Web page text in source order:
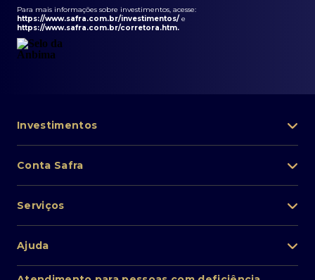
Para mais informações sobre investimentos, acesse:
https://www.safra.com.br/investimentos/ e
https://www.safra.com.br/corretora.htm.
Investimentos
Lista de fundos de investimento
Private Banking
Renda fixa
Conta Safra
Pessoa Física
Cartões
Empréstimos e financiamentos
Serviços
Perda/roubo de celular
Ajuda
Atendimento ao cliente